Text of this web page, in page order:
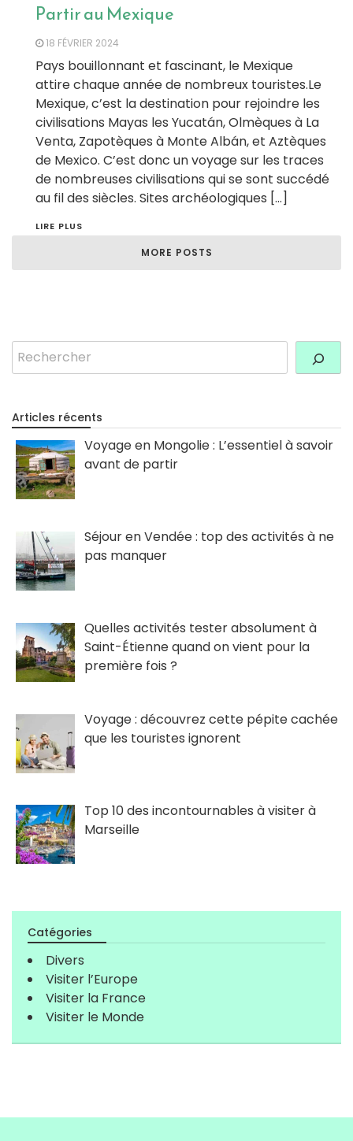
Partir au Mexique
18 FÉVRIER 2024
Pays bouillonnant et fascinant, le Mexique
attire chaque année de nombreux touristes.Le
Mexique, c’est la destination pour rejoindre les
civilisations Mayas les Yucatán, Olmèques à La
Venta, Zapotèques à Monte Albán, et Aztèques
de Mexico. C’est donc un voyage sur les traces
de nombreuses civilisations qui se sont succédé
au fil des siècles. Sites archéologiques […]
LIRE PLUS
MORE POSTS
Rechercher
Articles récents
Voyage en Mongolie : L’essentiel à savoir
avant de partir
Séjour en Vendée : top des activités à ne
pas manquer
Quelles activités tester absolument à
Saint-Étienne quand on vient pour la
première fois ?
Voyage : découvrez cette pépite cachée
que les touristes ignorent
Top 10 des incontournables à visiter à
Marseille
Catégories
Divers
Visiter l’Europe
Visiter la France
Visiter le Monde